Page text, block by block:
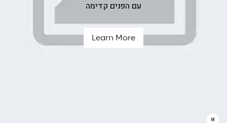
עם הפנים קדימה
Learn More
Blue